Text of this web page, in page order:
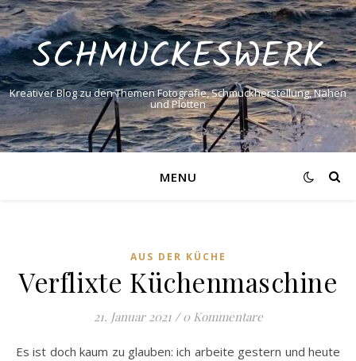
SCHMUCKESWERK
Kreativer Blog zu den Themen Fotografie, Schmuckherstellung, Nähen
und Plotten
MENU
AUS DER KÜCHE
Verflixte Küchenmaschine
21. Januar 2021 / 0 Kommentare
Es ist doch kaum zu glauben: ich arbeite gestern und heute